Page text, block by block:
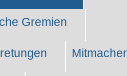
Gremien